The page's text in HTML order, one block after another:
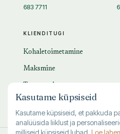
KLIENDITUGI
Kohaletoimetamine
Maksmine
KKK
683 7711
Kasutame küpsiseid
Kasutame küpsiseid, et pakkuda
analüüsida liiklust ja
milliseid küpsiseid lubad. Loe